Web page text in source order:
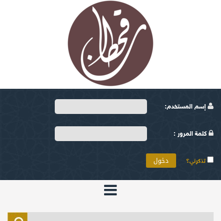
إسم المستخدم:
كلمة المرور :
تذكرني؟